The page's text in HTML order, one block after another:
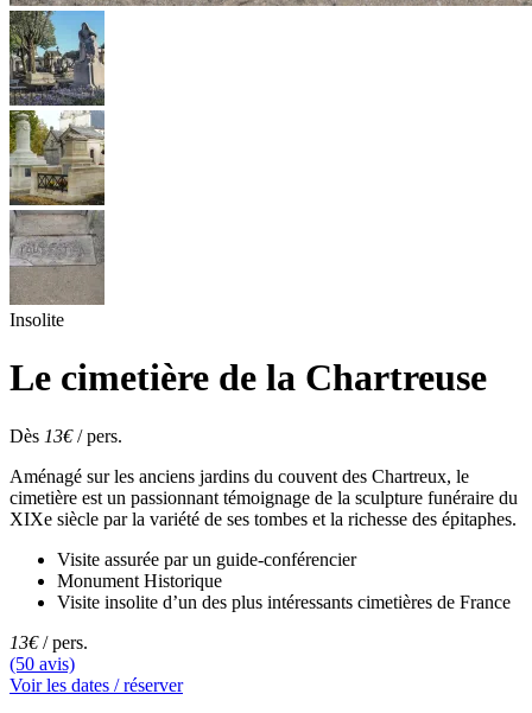
Insolite
Le cimetière de la Chartreuse
Dès 13€/ pers.
Aménagé sur les anciens jardins du couvent des Chartreux, le
cimetière est un passionnant témoignage de la sculpture funéraire du
XIXe siècle par la variété de ses tombes et la richesse des épitaphes.
Visite assurée par un guide-conférencier
Monument Historique
Visite insolite d’un des plus intéressants cimetières de France
13€/ pers.
(50 avis)
Voir les dates / réserver